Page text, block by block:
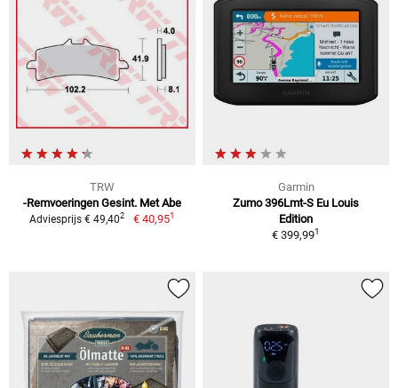
TRW
-Remvoeringen Gesint. Met Abe
Adviesprijs € 49,402 € 40,951
Garmin
Zumo 396Lmt-S Eu Louis
Edition
€ 399,991